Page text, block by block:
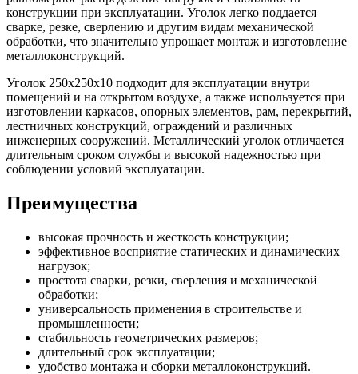
конструкции при эксплуатации. Уголок легко поддается
сварке, резке, сверлению и другим видам механической
обработки, что значительно упрощает монтаж и изготовление
металлоконструкций.
Уголок 250х250х10 подходит для эксплуатации внутри
помещений и на открытом воздухе, а также используется при
изготовлении каркасов, опорных элементов, рам, перекрытий,
лестничных конструкций, ограждений и различных
инженерных сооружений. Металлический уголок отличается
длительным сроком службы и высокой надежностью при
соблюдении условий эксплуатации.
Преимущества
высокая прочность и жесткость конструкции;
эффективное восприятие статических и динамических
нагрузок;
простота сварки, резки, сверления и механической
обработки;
универсальность применения в строительстве и
промышленности;
стабильность геометрических размеров;
длительный срок эксплуатации;
удобство монтажа и сборки металлоконструкций.